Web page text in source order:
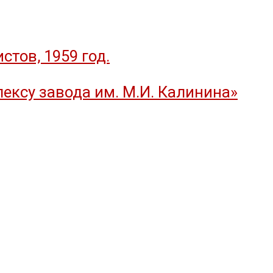
1959 год.
завода им. М.И. Калинина»